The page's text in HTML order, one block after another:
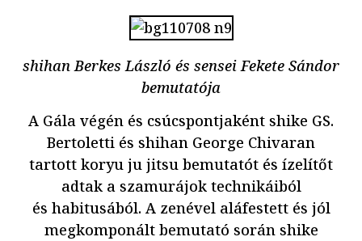
shihan Berkes László és sensei Fekete Sándor
bemutatója
A Gála végén és csúcspontjaként shike GS.
Bertoletti és shihan George Chivaran
tartott koryu ju jitsu bemutatót és ízelítőt
adtak a szamurájok technikáiból
és habitusából. A zenével aláfestett és jól
megkomponált bemutató során shike